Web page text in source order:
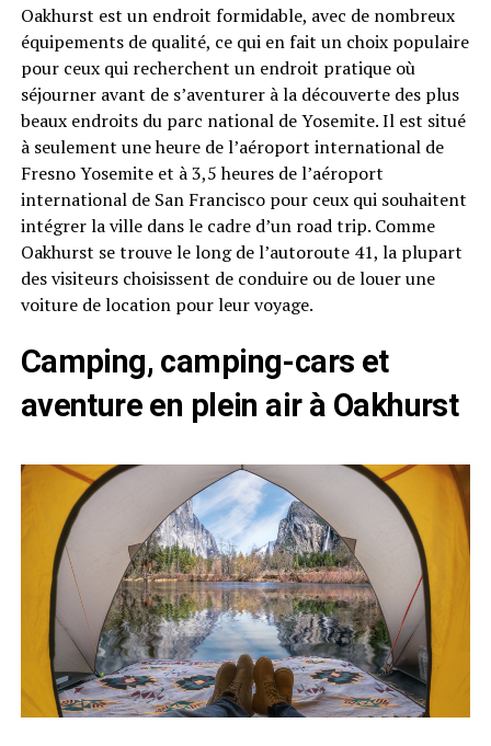
Oakhurst est un endroit formidable, avec de nombreux
équipements de qualité, ce qui en fait un choix populaire
pour ceux qui recherchent un endroit pratique où
séjourner avant de s’aventurer à la découverte des plus
beaux endroits du parc national de Yosemite. Il est situé
à seulement une heure de l’aéroport international de
Fresno Yosemite et à 3,5 heures de l’aéroport
international de San Francisco pour ceux qui souhaitent
intégrer la ville dans le cadre d’un road trip. Comme
Oakhurst se trouve le long de l’autoroute 41, la plupart
des visiteurs choisissent de conduire ou de louer une
voiture de location pour leur voyage.
Camping, camping-cars et
aventure en plein air à Oakhurst